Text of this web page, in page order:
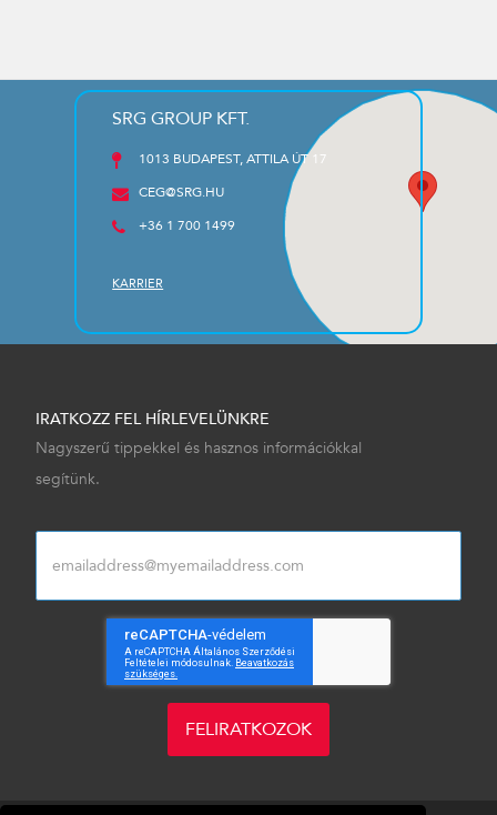
SRG GROUP KFT.
1013 BUDAPEST, ATTILA ÚT 17
CEG@SRG.HU
+36 1 700 1499
KARRIER
IRATKOZZ FEL HÍRLEVELÜNKRE
Nagyszerű tippekkel és hasznos információkkal
segítünk.
FELIRATKOZOK